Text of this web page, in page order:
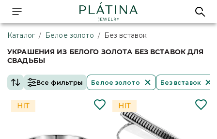
Каталог / Белое золото / Без вставок
УКРАШЕНИЯ ИЗ БЕЛОГО ЗОЛОТА БЕЗ ВСТАВОК ДЛЯ
СВАДЬБЫ
Все фильтры Белое золото Без вставок